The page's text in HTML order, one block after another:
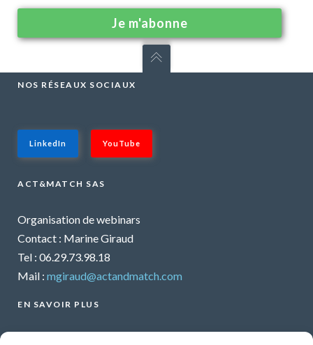
NOS RÉSEAUX SOCIAUX
LinkedIn YouTube
ACT&MATCH SAS
Organisation de webinars
Contact : Marine Giraud
Tel : 06.29.73.98.18
Mail : mgiraud@actandmatch.com
EN SAVOIR PLUS